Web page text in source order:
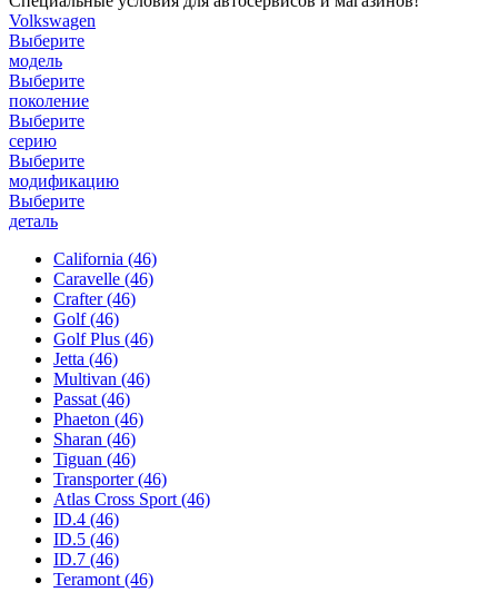
Volkswagen
Выберите
модель
Выберите
поколение
Выберите
серию
Выберите
модификацию
Выберите
деталь
California (46)
Caravelle (46)
Crafter(46)
Golf(46)
Golf Plus (46)
Jetta (46)
Multivan (46)
Passat (46)
Phaeton (46)
Sharan (46)
Tiguan (46)
Transporter(46)
Atlas Cross Sport (46)
ID.4 (46)
ID.5 (46)
ID.7 (46)
Teramont (46)